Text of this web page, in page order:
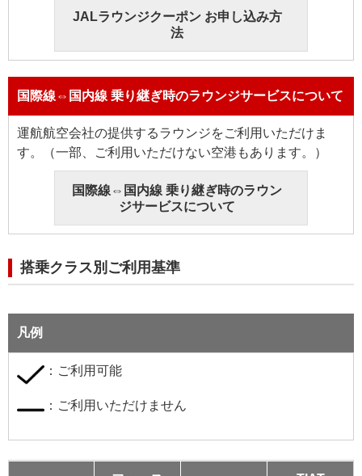
JALラウンジクーポン お申し込み方
法
国際線⇔国内線 乗り継ぎ時のラウンジサービスについて
運航航空会社の提供するラウンジをご利用いただけま
す。（一部、ご利用いただけない空港もあります。）
国際線⇔国内線 乗り継ぎ時のラウン
ジサービスについて
搭乗クラス別ご利用基準
凡例
：ご利用可能
：ご利用いただけません